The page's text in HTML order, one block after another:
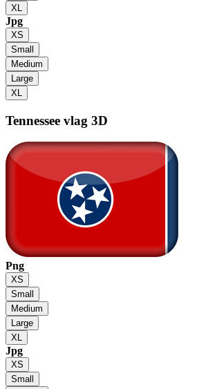
XL
Jpg
XS
Small
Medium
Large
XL
Tennessee vlag 3D
Png
XS
Small
Medium
Large
XL
Jpg
XS
Small